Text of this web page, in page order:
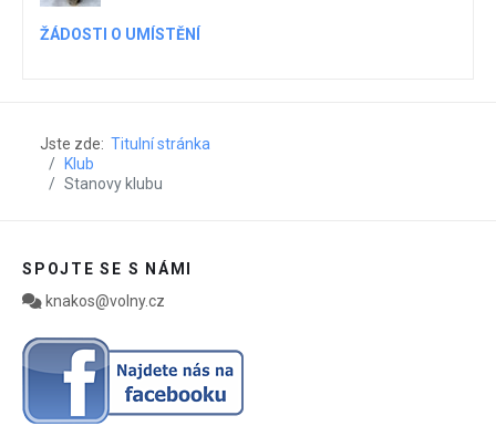
ŽÁDOSTI O UMÍSTĚNÍ
Jste zde: Titulní stránka
Klub
Stanovy klubu
SPOJTE SE S NÁMI
knakos@volny.cz